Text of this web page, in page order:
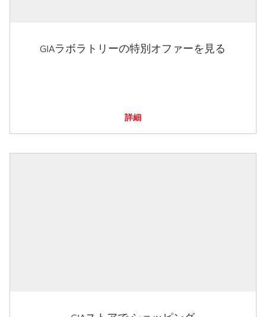
GIAラボラトリーの特別オファーを見る
詳細